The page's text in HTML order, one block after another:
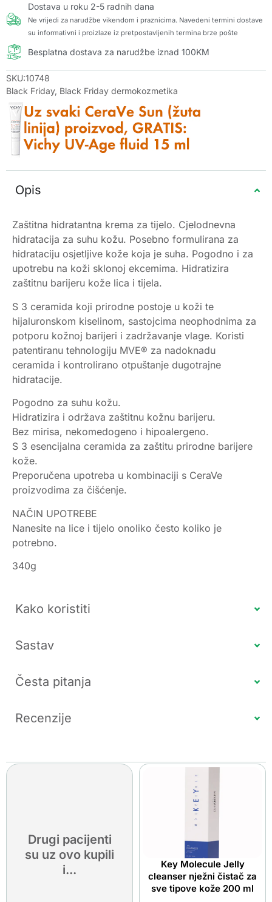
Dostava u roku 2-5 radnih dana
Ne vrijedi za narudžbe vikendom i praznicima. Navedeni termini dostave
su informativni i proizlaze iz pretpostavljenih termina brze pošte
Besplatna dostava za narudžbe iznad 100KM
SKU:10748
Black Friday, Black Friday dermokozmetika
Opis
Zaštitna hidratantna krema za tijelo. Cjelodnevna
hidratacija za suhu kožu. Posebno formulirana za
hidrataciju osjetljive kože koja je suha. Pogodno i za
upotrebu na koži sklonoj ekcemima. Hidratizira
zaštitnu barijeru kože lica i tijela.
S 3 ceramida koji prirodne postoje u koži te
hijaluronskom kiselinom, sastojcima neophodnima za
potporu kožnoj barijeri i zadržavanje vlage. Koristi
patentiranu tehnologiju MVE® za nadoknadu
ceramida i kontrolirano otpuštanje dugotrajne
hidratacije.
Pogodno za suhu kožu.
Hidratizira i održava zaštitnu kožnu barijeru.
Bez mirisa, nekomedogeno i hipoalergeno.
S 3 esencijalna ceramida za zaštitu prirodne barijere
kože.
Preporučena upotreba u kombinaciji s CeraVe
proizvodima za čišćenje.
NAČIN UPOTREBE
Nanesite na lice i tijelo onoliko često koliko je
potrebno.
340g
Kako koristiti
Sastav
Česta pitanja
Recenzije
Drugi pacijenti
su uz ovo kupili
i...
Key Molecule Jelly
cleanser nježni čistač za
sve tipove kože 200 ml